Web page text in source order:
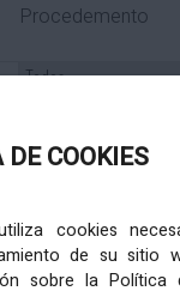
COOKIES
cookies
de su sitio
sobre la Política
Procedemento
Tramitación
Título